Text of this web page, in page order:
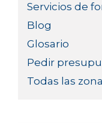
Servicios de
Blog
Glosario
Pedir
Todas las